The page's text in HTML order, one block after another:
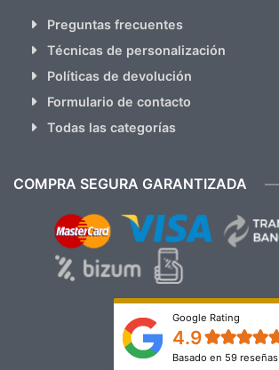
Preguntas frecuentes
Técnicas de personalización
Políticas de devolución
Formulario de contacto
Todas las categorías
COMPRA SEGURA GARANTIZADA
Google Rating
4.9
Basado en 59 reseñas